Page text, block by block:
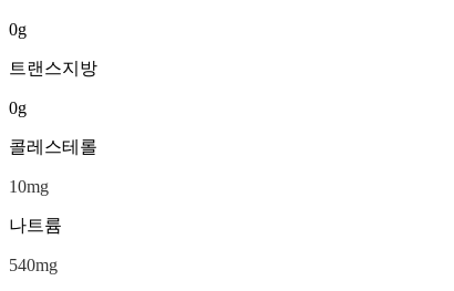
0g
트랜스지방
0g
콜레스테롤
10mg
나트륨
540mg